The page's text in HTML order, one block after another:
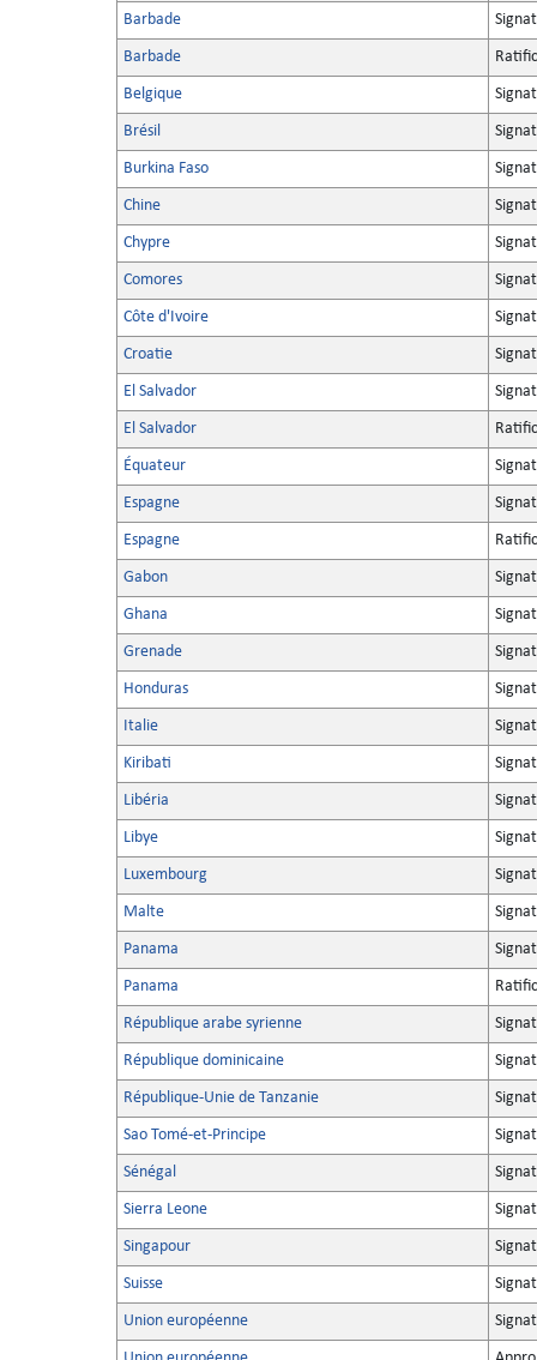
Barbade
Barbade
Belgique
Brésil
Burkina Faso
Chine
Chypre
Comores
Côte d'Ivoire
Croatie
El Salvador
El Salvador
Équateur
Espagne
Espagne
Gabon
Ghana
Grenade
Honduras
Italie
Kiribati
Libéria
Libye
Luxembourg
Malte
Panama
Panama
République arabe syrienne
République dominicaine
République-Unie de Tanzanie
Sao Tomé-et-Principe
Sénégal
Sierra Leone
Singapour
Suisse
Union européenne